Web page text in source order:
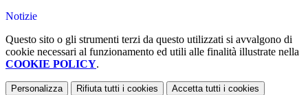
Notizie
Questo sito o gli strumenti terzi da questo utilizzati si avvalgono di
cookie necessari al funzionamento ed utili alle finalità illustrate nella
COOKIE POLICY.
Personalizza Rifiuta tutti i cookies Accetta tutti i cookies